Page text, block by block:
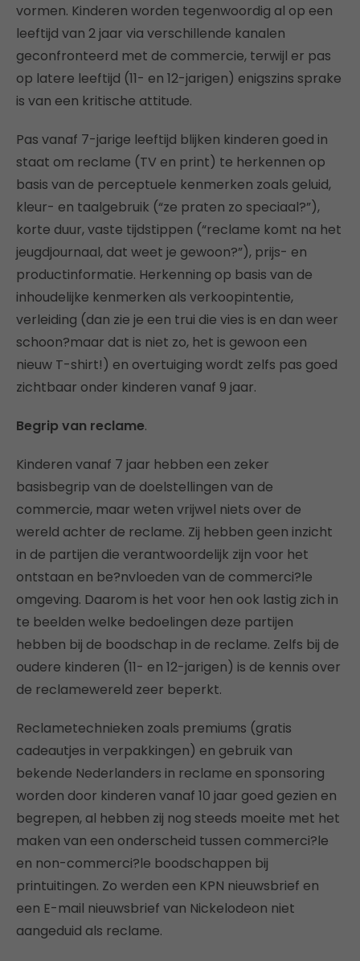
vormen. Kinderen worden tegenwoordig al op een
leeftijd van 2 jaar via verschillende kanalen
geconfronteerd met de commercie, terwijl er pas
op latere leeftijd (11- en 12-jarigen) enigszins sprake
is van een kritische attitude.
Pas vanaf 7-jarige leeftijd blijken kinderen goed in
staat om reclame (TV en print) te herkennen op
basis van de perceptuele kenmerken zoals geluid,
kleur- en taalgebruik (“ze praten zo speciaal?”),
korte duur, vaste tijdstippen (“reclame komt na het
jeugdjournaal, dat weet je gewoon?”), prijs- en
productinformatie. Herkenning op basis van de
inhoudelijke kenmerken als verkoopintentie,
verleiding (dan zie je een trui die vies is en dan weer
schoon?maar dat is niet zo, het is gewoon een
nieuw T-shirt!) en overtuiging wordt zelfs pas goed
zichtbaar onder kinderen vanaf 9 jaar.
Begrip van reclame.
Kinderen vanaf 7 jaar hebben een zeker
basisbegrip van de doelstellingen van de
commercie, maar weten vrijwel niets over de
wereld achter de reclame. Zij hebben geen inzicht
in de partijen die verantwoordelijk zijn voor het
ontstaan en be?nvloeden van de commerci?le
omgeving. Daarom is het voor hen ook lastig zich in
te beelden welke bedoelingen deze partijen
hebben bij de boodschap in de reclame. Zelfs bij de
oudere kinderen (11- en 12-jarigen) is de kennis over
de reclamewereld zeer beperkt.
Reclametechnieken zoals premiums (gratis
cadeautjes in verpakkingen) en gebruik van
bekende Nederlanders in reclame en sponsoring
worden door kinderen vanaf 10 jaar goed gezien en
begrepen, al hebben zij nog steeds moeite met het
maken van een onderscheid tussen commerci?le
en non-commerci?le boodschappen bij
printuitingen. Zo werden een KPN nieuwsbrief en
een E-mail nieuwsbrief van Nickelodeon niet
aangeduid als reclame.